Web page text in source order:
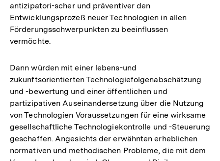
antizipatori-scher und präventiver den
Entwicklungsprozeß neuer Technologien in allen
Förderungsschwerpunkten zu beeinflussen
vermöchte.
Dann würden mit einer lebens-und
zukunftsorientierten Technologiefolgenabschätzung
und -bewertung und einer öffentlichen und
partizipativen Auseinandersetzung über die Nutzung
von Technologien Voraussetzungen für eine wirksame
gesellschaftliche Technologiekontrolle und -Steuerung
geschaffen. Angesichts der erwähnten erheblichen
normativen und methodischen Probleme, die mit dem